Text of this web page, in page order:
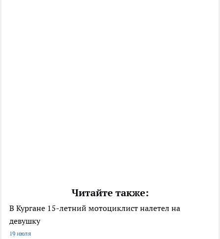
Читайте также:
В Кургане 15-летний мотоциклист налетел на
девушку
19 июля